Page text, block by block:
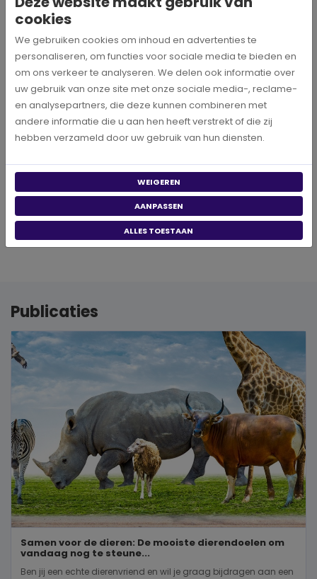
INFORMATIE
5170 AC KAATSHEUVEL
Publicaties
Samen voor de dieren: De mooiste dierendoelen om
vandaag nog te steune...
Ben jij een echte dierenvriend en wil je graag bijdragen aan een
cookies
We gebruiken cookies om inhoud en advertenties te
personaliseren, om functies voor sociale media te bieden en
om ons verkeer te analyseren. We delen ook informatie over
uw gebruik van onze site met onze sociale media-, reclame-
en analysepartners, die deze kunnen combineren met
andere informatie die u aan hen heeft verstrekt of die zij
hebben verzameld door uw gebruik van hun diensten.
WEIGEREN
AANPASSEN
ALLES TOESTAAN